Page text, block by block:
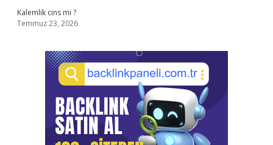
Kalemlik cins mi ?
Temmuz 23, 2026